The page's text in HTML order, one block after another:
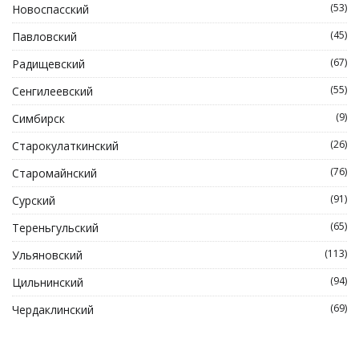
Новоспасский (53)
Павловский (45)
Радищевский (67)
Сенгилеевский (55)
Симбирск (9)
Старокулаткинский (26)
Старомайнский (76)
Сурский (91)
Тереньгульский (65)
Ульяновский (113)
Цильнинский (94)
Чердаклинский (69)